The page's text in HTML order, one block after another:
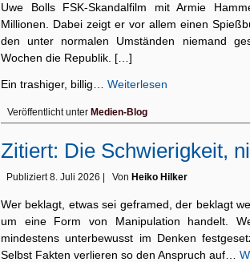
Uwe Bolls FSK-Skandalfilm mit Armie
Millionen. Dabei zeigt er vor allem einen
den unter normalen Umständen niemand
Wochen die Republik. […]
Ein trashiger, billig… Weiterlesen
Veröffentlicht unter Medien-Blog
Zitiert: Die Schwierigkeit,
Publiziert 8. Juli 2026 Von Heiko Hilker
Wer beklagt, etwas sei geframed, der beklagt
um eine Form von Manipulation handelt.
mindestens unterbewusst im Denken
Selbst Fakten verlieren so den Anspruch auf…